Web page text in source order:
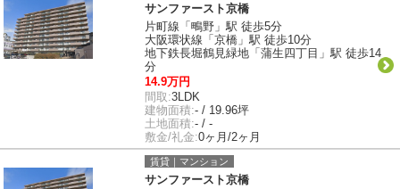
サンファースト京橋
片町線「鴫野」駅 徒歩5分
大阪環状線「京橋」駅 徒歩10分
地下鉄長堀鶴見緑地「蒲生四丁目」駅 徒歩14
分
14.9万円
間取:3LDK
建物面積:- / 19.96坪
土地面積:- / -
敷金/礼金:0ヶ月/2ヶ月
賃貸｜マンション
サンファースト京橋